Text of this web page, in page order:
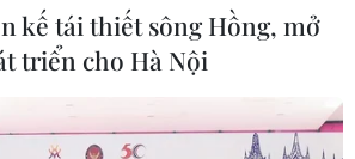
kế tái thiết sông Hồng, mở
triển cho Hà Nội